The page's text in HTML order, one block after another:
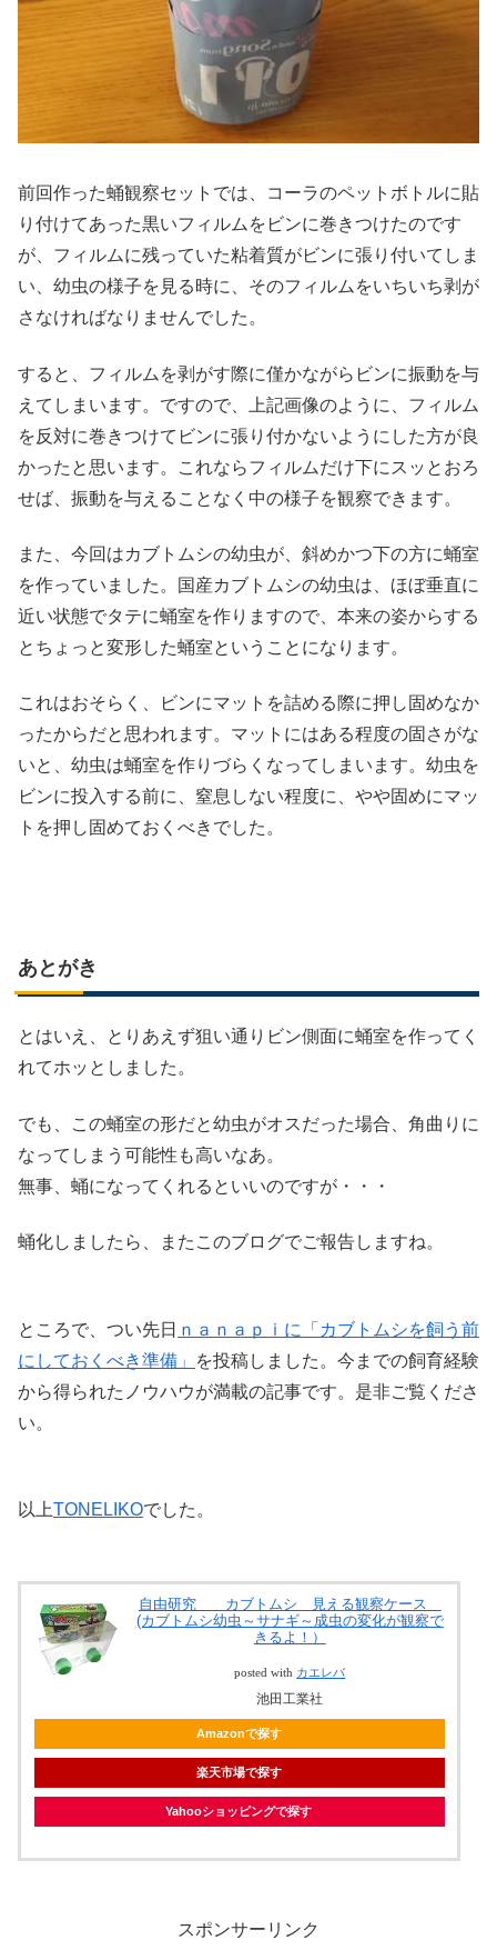
前回作った蛹観察セットでは、コーラのペットボトルに貼
り付けてあった黒いフィルムをビンに巻きつけたのです
が、フィルムに残っていた粘着質がビンに張り付いてしま
い、幼虫の様子を見る時に、そのフィルムをいちいち剥が
さなければなりませんでした。
すると、フィルムを剥がす際に僅かながらビンに振動を与
えてしまいます。ですので、上記画像のように、フィルム
を反対に巻きつけてビンに張り付かないようにした方が良
かったと思います。これならフィルムだけ下にスッとおろ
せば、振動を与えることなく中の様子を観察できます。
また、今回はカブトムシの幼虫が、斜めかつ下の方に蛹室
を作っていました。国産カブトムシの幼虫は、ほぼ垂直に
近い状態でタテに蛹室を作りますので、本来の姿からする
とちょっと変形した蛹室ということになります。
これはおそらく、ビンにマットを詰める際に押し固めなか
ったからだと思われます。マットにはある程度の固さがな
いと、幼虫は蛹室を作りづらくなってしまいます。幼虫を
ビンに投入する前に、窒息しない程度に、やや固めにマッ
トを押し固めておくべきでした。
あとがき
とはいえ、とりあえず狙い通りビン側面に蛹室を作ってく
れてホッとしました。
でも、この蛹室の形だと幼虫がオスだった場合、角曲りに
なってしまう可能性も高いなあ。
無事、蛹になってくれるといいのですが・・・
蛹化しましたら、またこのブログでご報告しますね。
ところで、つい先日 ｎａｎａｐｉに「カブトムシを飼う前
にしておくべき準備」
を投稿しました。今までの飼育経験
から得られたノウハウが満載の記事です。是非ご覧くださ
い。
以上TONELIKOでした。
自由研究 カブトムシ 見える観察ケース
(カブトムシ幼虫～サナギ～成虫の変化が観察で
きるよ！）
posted with カエレバ
池田工業社
Amazonで探す
楽天市場で探す
Yahooショッピングで探す
スポンサーリンク